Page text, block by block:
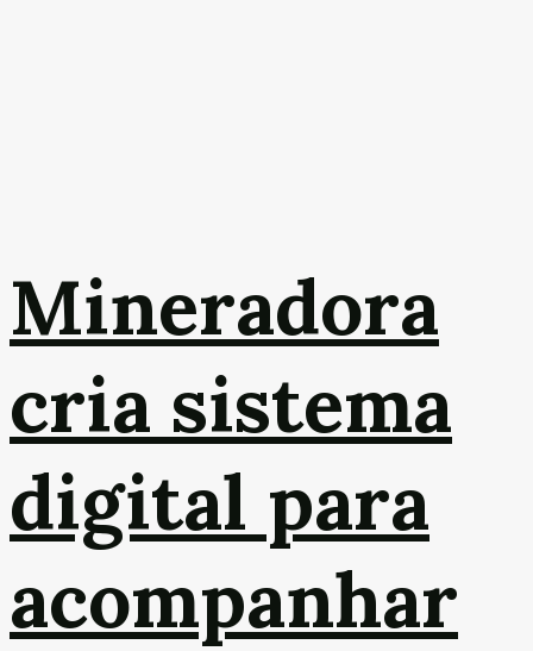
Mineradora
cria sistema
digital para
acompanhar